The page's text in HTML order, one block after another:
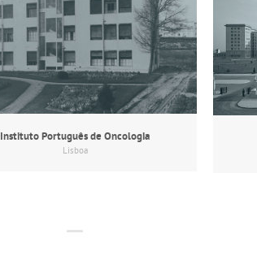
Instituto Português de Oncologia
Lisboa